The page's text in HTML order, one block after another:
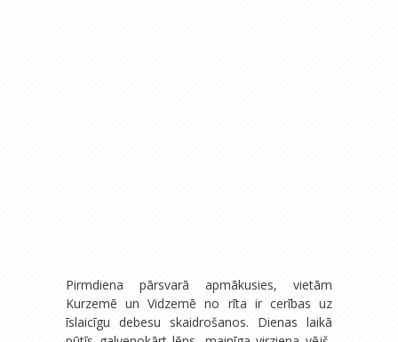
Pirmdiena pārsvarā apmākusies, vietām
Kurzemē un Vidzemē no rīta ir cerības uz
īslaicīgu debesu skaidrošanos. Dienas laikā